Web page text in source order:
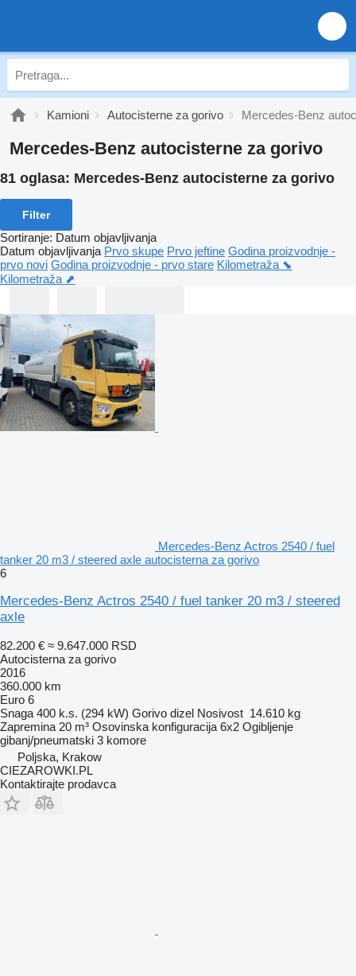
Kamioni Autocisterne za gorivo Mercedes-Benz
Mercedes-Benz autocisterne za gorivo
81 oglasa: Mercedes-Benz autocisterne za gorivo
Filter
Sortiranje: Datum objavljivanja
Datum objavljivanja Prvo skupe Prvo jeftine Godina proizvodnje -
prvo novi Godina proizvodnje - prvo stare Kilometraža ⬊
Kilometraža ⬈
Mercedes-Benz Actros 2540 / fuel
tanker 20 m3 / steered axle autocisterna za gorivo
6
Mercedes-Benz Actros 2540 / fuel tanker 20 m3 / steered
axle
82.200 € ≈ 9.647.000 RSD
Autocisterna za gorivo
2016
360.000 km
Euro 6
Snaga 400 k.s. (294 kW) Gorivo dizel Nosivost 14.610 kg
Zapremina 20 m³ Osovinska konfiguracija 6x2 Ogibljenje
gibanj/pneumatski 3 komore
Poljska, Krakow
CIEZAROWKI.PL
Kontaktirajte prodavca